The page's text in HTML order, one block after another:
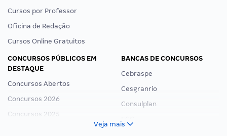
Cursos por Professor
Oficina de Redação
Cursos Online Gratuitos
CONCURSOS PÚBLICOS EM
DESTAQUE
Concursos Abertos
Concursos 2026
Concursos 2025
BANCAS DE CONCURSOS
Cebraspe
Cesgranrio
Consulplan
Veja mais